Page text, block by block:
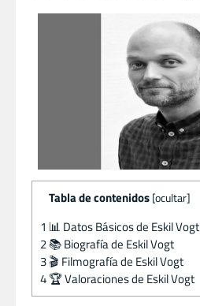
Tabla de contenidos [ocultar]
1 📊 Datos Básicos de Eskil Vogt
2📚 Biografía de Eskil Vogt
3🎬 Filmografía de Eskil Vogt
4🏆 Valoraciones de Eskil Vogt